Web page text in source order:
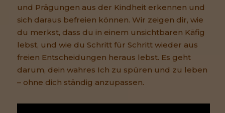
und Prägungen aus der Kindheit erkennen und
sich daraus befreien können. Wir zeigen dir, wie
du merkst, dass du in einem unsichtbaren Käfig
lebst, und wie du Schritt für Schritt wieder aus
freien Entscheidungen heraus lebst. Es geht
darum, dein wahres Ich zu spüren und zu leben
– ohne dich ständig anzupassen.